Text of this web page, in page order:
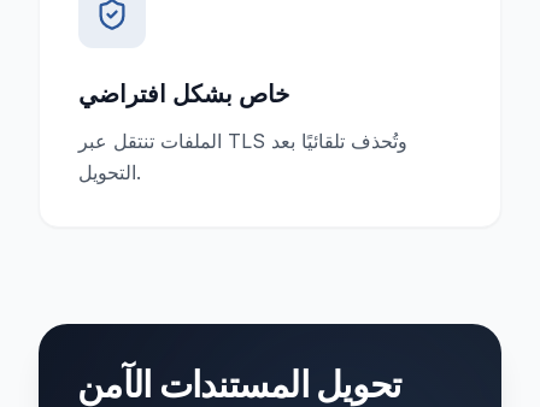
خاص بشكل افتراضي
الملفات تنتقل عبر TLS وتُحذف تلقائيًا بعد
التحويل.
تحويل المستندات الآمن